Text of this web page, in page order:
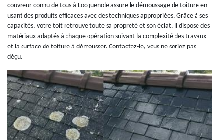
couvreur connu de tous à Locquenole assure le démoussage de toiture en
usant des produits efficaces avec des techniques appropriées. Grâce à ses
capacités, votre toit retrouve toute sa propreté et son éclat. il dispose des
matériaux adaptés à chaque opération suivant la complexité des travaux
et la surface de toiture à démousser. Contactez-le, vous ne seriez pas
déçu.